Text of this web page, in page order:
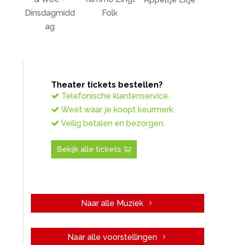
Dinsdagmidd
ag
Folk
Theater tickets bestellen?
Telefonische klantenservice.
Weet waar je koopt keurmerk.
Veilig betalen en bezorgen.
Bekijk alle tickets
Naar alle Muziek
Naar alle voorstellingen